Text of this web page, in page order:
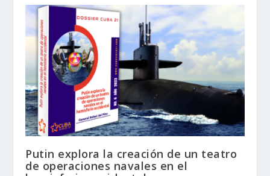
Putin explora la creación de un teatro
de operaciones navales en el